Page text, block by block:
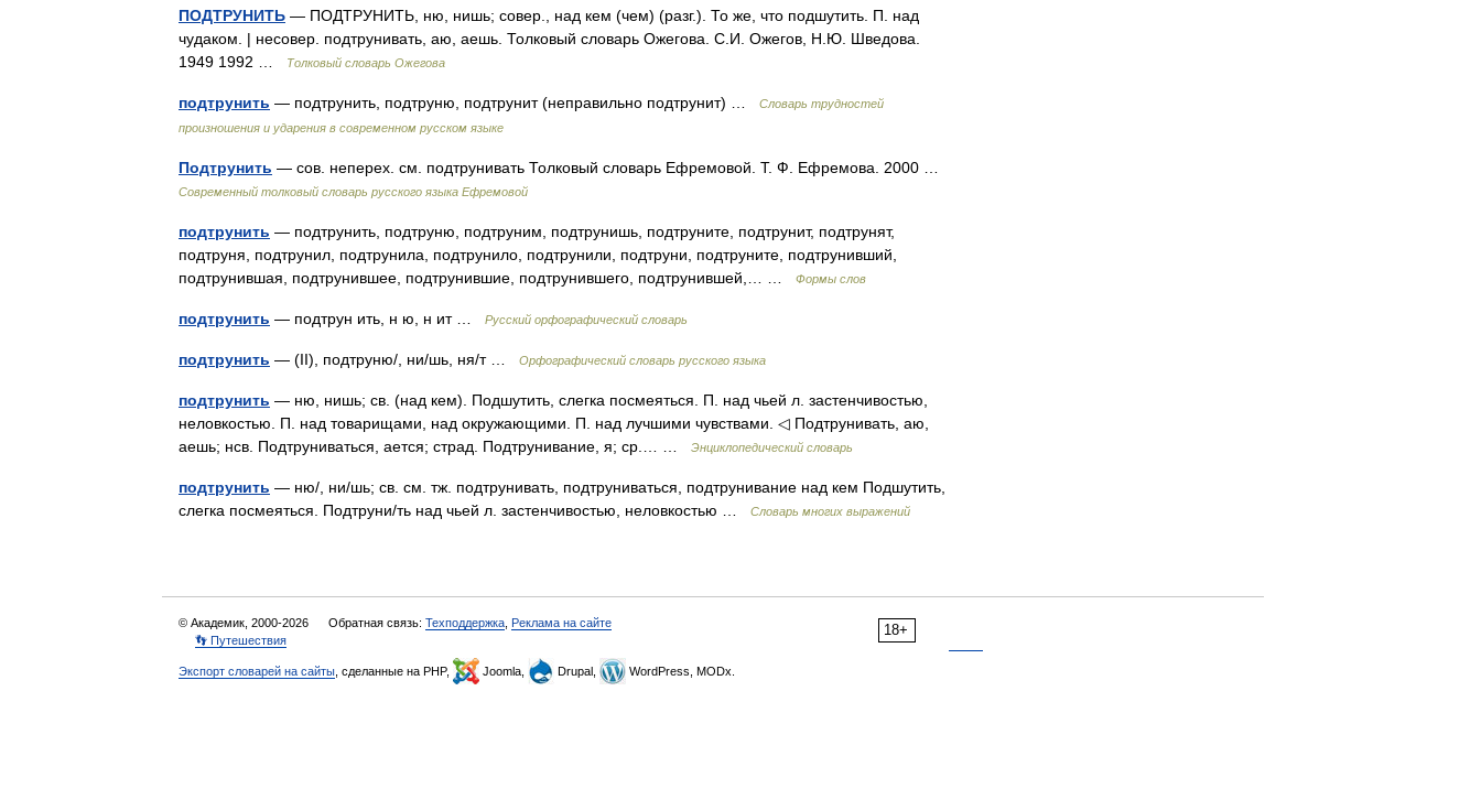
ПОДТРУНИТЬ — ПОДТРУНИТЬ, ню, нишь; совер., над кем (чем) (разг.). То же, что подшутить. П. над
чудаком. | несовер. подтрунивать, аю, аешь. Толковый словарь Ожегова. С.И. Ожегов, Н.Ю. Шведова.
1949 1992 …
Толковый словарь Ожегова
подтрунить — подтрунить, подтруню, подтрунит (неправильно подтрунит) …
Словарь трудностей
произношения и ударения в современном русском языке
Подтрунить — сов. неперех. см. подтрунивать Толковый словарь Ефремовой. Т. Ф. Ефремова. 2000 …
Современный толковый словарь русского языка Ефремовой
подтрунить — подтрунить, подтруню, подтруним, подтрунишь, подтруните, подтрунит, подтрунят,
подтруня, подтрунил, подтрунила, подтрунило, подтрунили, подтруни, подтруните, подтрунивший,
подтрунившая, подтрунившее, подтрунившие, подтрунившего, подтрунившей,… …
Формы слов
подтрунить — подтрун ить, н ю, н ит … Русский орфографический словарь
подтрунить — (II), подтруню/, ни/шь, ня/т … Орфографический словарь русского языка
подтрунить — ню, нишь; св. (над кем). Подшутить, слегка посмеяться. П. над чьей л. застенчивостью,
неловкостью. П. над товарищами, над окружающими. П. над лучшими чувствами. ◁ Подтрунивать, аю,
аешь; нсв. Подтруниваться, ается; страд. Подтрунивание, я; ср.… …
Энциклопедический словарь
подтрунить — ню/, ни/шь; св. см. тж. подтрунивать, подтруниваться, подтрунивание над кем Подшутить,
слегка посмеяться. Подтруни/ть над чьей л. застенчивостью, неловкостью …
Словарь многих выражений
18+
© Академик, 2000-2026 Обратная связь: Техподдержка Реклама на сайте
👣 Путешествия
Экспорт словарей на сайты , сделанные на PHP, Joomla, Drupal, WordPress, MODx.